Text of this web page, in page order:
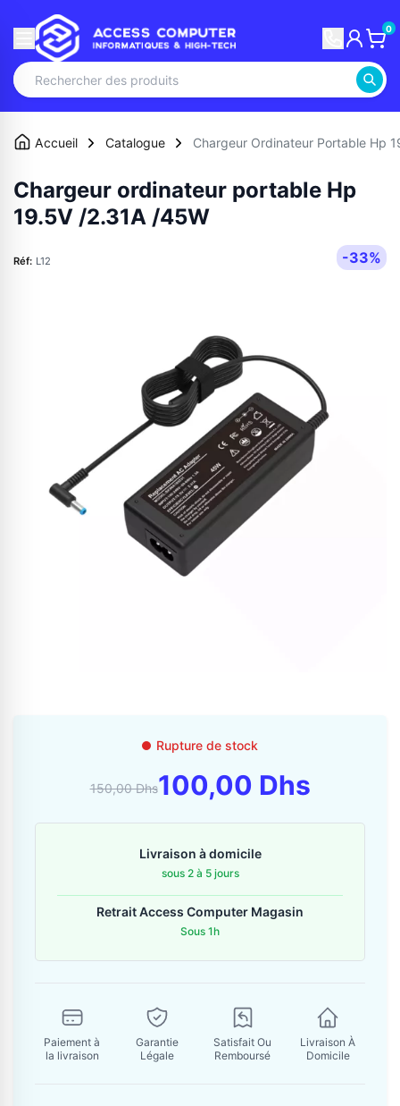
0
06 36 88 27 81
Envoyer un message
Accueil Catalogue Chargeur Ordinateur Portable Hp
Chargeur ordinateur portable Hp
19.5V /2.31A /45W
Réf: L12 -33%
Rupture de stock
150,00 Dhs100,00 Dhs
Livraison à domicile
sous 2 à 5 jours
Retrait Access Computer Magasin
Sous 1h
Paiement à
la livraison
Garantie
Légale
Satisfait Ou
Remboursé
Livraison À
Domicile